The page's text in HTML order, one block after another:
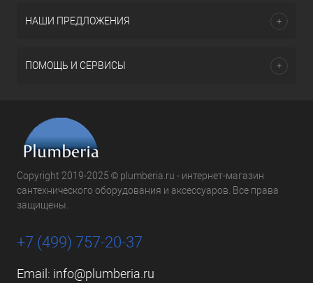
НАШИ ПРЕДЛОЖЕНИЯ
ПОМОЩЬ И СЕРВИСЫ
Copyright 2019-2025 © plumberia.ru - интернет-магазин
сантехнического оборудования и аксессуаров. Все права
защищены.
+7 (499) 757-20-37
Email: info@plumberia.ru